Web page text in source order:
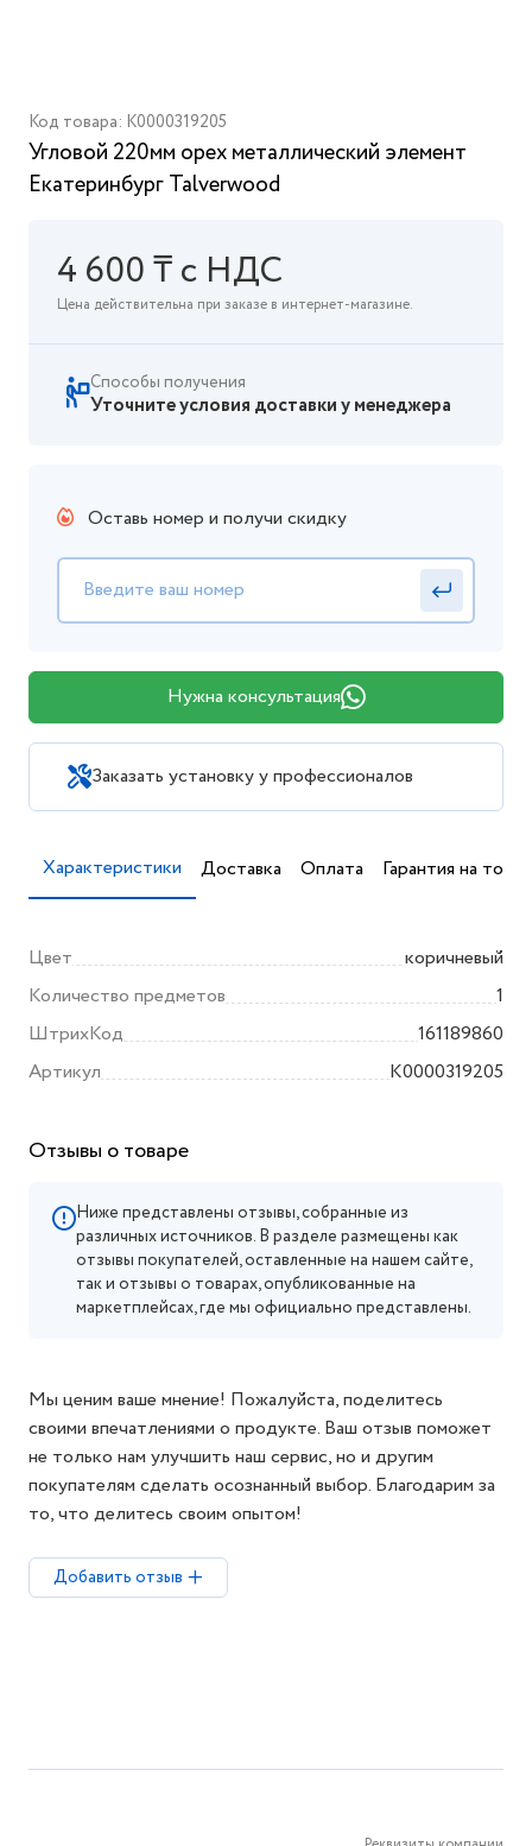
Код товара: K0000319205
Угловой 220мм орех металлический элемент
Екатеринбург Talverwood
4 600 ₸ с НДС
Цена действительна при заказе в интернет-магазине.
Способы получения
Уточните условия доставки у менеджера
Оставь номер и получи скидку
Нужна консультация
Заказать установку у профессионалов
Характеристики Доставка Оплата Гарантия на товар
Цвет
коричневый
Количество предметов
1
ШтрихКод
161189860
Артикул
K0000319205
Отзывы о товаре
Ниже представлены отзывы, собранные из
различных источников. В разделе размещены как
отзывы покупателей, оставленные на нашем сайте,
так и отзывы о товарах, опубликованные на
маркетплейсах, где мы официально представлены.
Мы ценим ваше мнение! Пожалуйста, поделитесь
своими впечатлениями о продукте. Ваш отзыв поможет
не только нам улучшить наш сервис, но и другим
покупателям сделать осознанный выбор. Благодарим за
то, что делитесь своим опытом!
Добавить отзыв